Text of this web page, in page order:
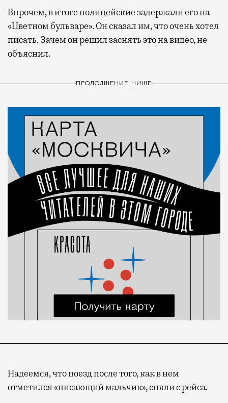
Впрочем, в итоге полицейские задержали его на
«Цветном бульваре». Он сказал им, что очень хотел
писать. Зачем он решил заснять это на видео, не
объяснил.
ПРОДОЛЖЕНИЕ НИЖЕ
Надеемся, что поезд после того, как в нем
отметился «писающий мальчик», сняли с рейса.